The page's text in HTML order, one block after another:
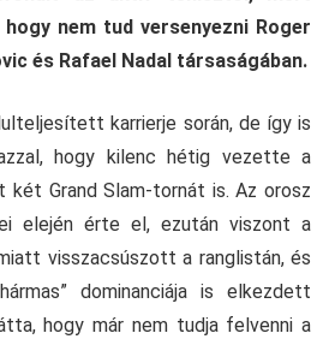
nem tud versenyezni Roger
és Rafael Nadal társaságában.
karrierje során, de így is
hogy kilenc hétig vezette a
két Grand Slam-tornát is. Az orosz
elején érte el, ezután viszont a
visszacsúszott a ranglistán, és
dominanciája is elkezdett
hogy már nem tudja felvenni a